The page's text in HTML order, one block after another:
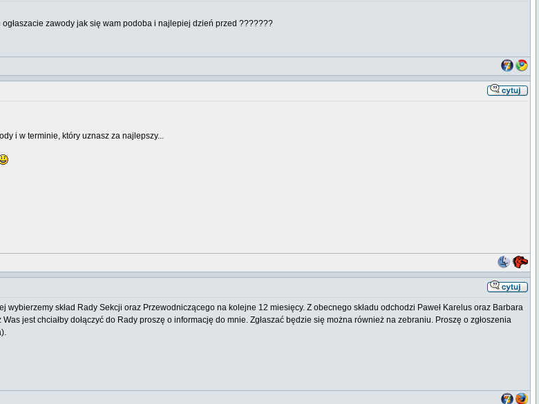
zawody jak się wam podoba i najlepiej dzień przed ???????
i w terminie, który uznasz za najlepszy...
skład Rady Sekcji oraz Przewodniczącego na kolejne 12 miesięcy. Z obecnego składu odchodzi Paweł Karelus oraz Barbara
jest chciałby dołączyć do Rady proszę o informację do mnie. Zgłaszać będzie się można również na zebraniu. Proszę o zgłoszenia